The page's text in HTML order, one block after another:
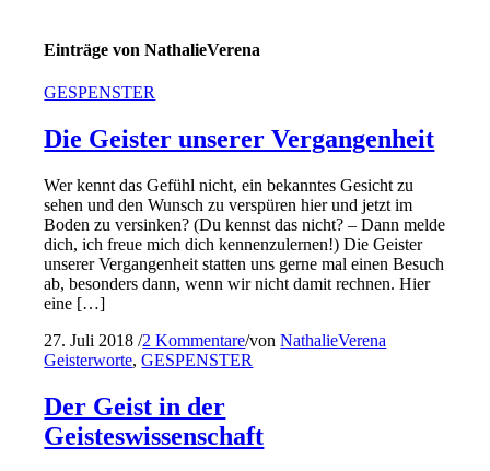
Einträge von NathalieVerena
GESPENSTER
Die Geister unserer Vergangenheit
Wer kennt das Gefühl nicht, ein bekanntes Gesicht zu
sehen und den Wunsch zu verspüren hier und jetzt im
Boden zu versinken? (Du kennst das nicht? – Dann melde
dich, ich freue mich dich kennenzulernen!) Die Geister
unserer Vergangenheit statten uns gerne mal einen Besuch
ab, besonders dann, wenn wir nicht damit rechnen. Hier
eine […]
27. Juli 2018 /2 Kommentare/vonNathalieVerena
Geisterworte,GESPENSTER
Der Geist in der
Geisteswissenschaft